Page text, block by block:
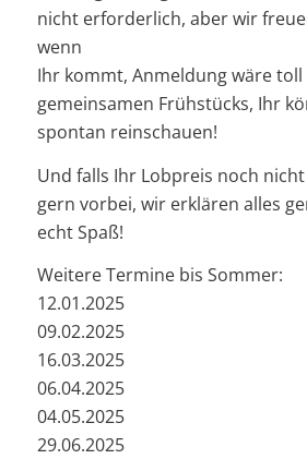
nicht erforderlich, aber wir
wenn
Ihr kommt, Anmeldung wäre toll
gemeinsamen Frühstücks, Ihr
spontan reinschauen!
Und falls Ihr Lobpreis noch
gern vorbei, wir erklären alles
echt Spaß!
Weitere Termine bis Sommer:
12.01.2025
09.02.2025
16.03.2025
06.04.2025
04.05.2025
29.06.2025